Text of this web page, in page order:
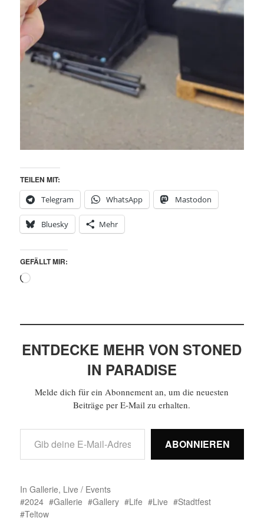
TEILEN MIT:
Telegram
WhatsApp Mastodon
Bluesky Mehr
GEFÄLLT MIR:
ENTDECKE MEHR VON STONED
IN PARADISE
Melde dich für ein Abonnement an, um die neuesten
Beiträge per E-Mail zu erhalten.
ABONNIEREN
In Gallerie, Live / Events
2024
Gallerie Gallery Life Live
Stadtfest
Teltow